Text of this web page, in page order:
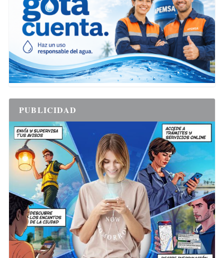
PUBLICIDAD